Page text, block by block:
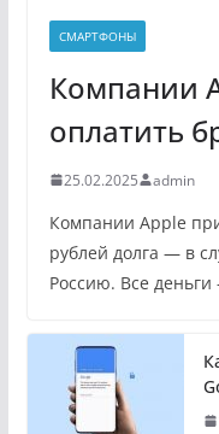
СМАРТФОНЫ
Компании
оплатить
25.02.2025 admin
Компании Apple
рублей долга — в
Россию. Все